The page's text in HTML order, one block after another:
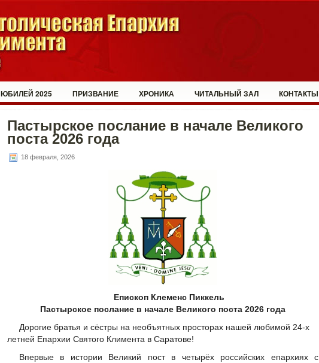
ЮБИЛЕЙ 2025 ПРИЗВАНИЕ ХРОНИКА ЧИТАЛЬНЫЙ ЗАЛ КОНТАКТЫ
Пастырское послание в начале Великого
поста 2026 года
18 февраля, 2026
Епископ Клеменс Пиккель
Пастырское послание в начале Великого поста 2026 года
Дорогие братья и сёстры на необъятных просторах нашей любимой 24-х
летней Епархии Святого Климента в Саратове!
Впервые в истории Великий пост в четырёх российских епархиях с